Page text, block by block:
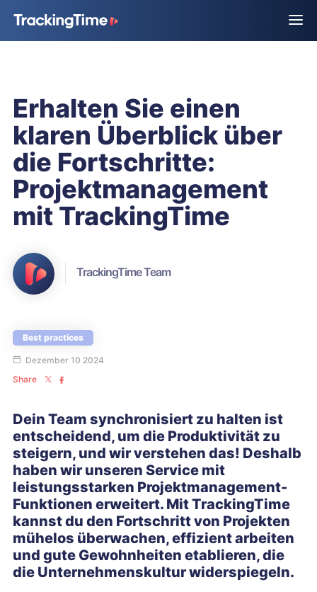
Erhalten Sie einen
klaren Überblick über
die Fortschritte:
Projektmanagement
mit TrackingTime
TrackingTime Team
Best practices
Dezember 10 2024
Share
Dein Team synchronisiert zu halten ist
entscheidend, um die Produktivität zu
steigern, und wir verstehen das! Deshalb
haben wir unseren Service mit
leistungsstarken Projektmanagement-
Funktionen erweitert. Mit TrackingTime
kannst du den Fortschritt von Projekten
mühelos überwachen, effizient arbeiten
und gute Gewohnheiten etablieren, die
die Unternehmenskultur widerspiegeln.